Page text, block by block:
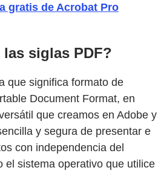
gratis de Acrobat Pro
siglas PDF?
que significa formato de
Document Format, en
que creamos en Adobe y
y segura de presentar e
con independencia del
el sistema operativo que utilice